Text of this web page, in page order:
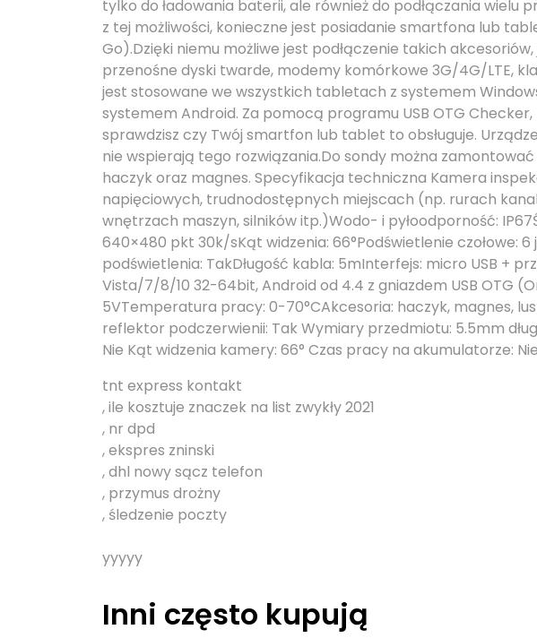
tylko do ładowania baterii, ale również do podłączania
z tej możliwości, konieczne jest posiadanie smartfona lub
Go).Dzięki niemu możliwe jest podłączenie takich
przenośne dyski twarde, modemy komórkowe 3G/4G/LTE,
jest stosowane we wszystkich tabletach z systemem
systemem Android. Za pomocą programu USB OTG
sprawdzisz czy Twój smartfon lub tablet to obsługuje.
nie wspierają tego rozwiązania.Do sondy można
haczyk oraz magnes. Specyfikacja techniczna Kamera
napięciowych, trudnodostępnych miejscach (np. rurach
wnętrzach maszyn, silników itp.)Wodo- i pyłoodporność:
640×480 pkt 30k/sKąt widzenia: 66°Podświetlenie czołowe: 6
podświetlenia: TakDługość kabla: 5mInterfejs: micro USB +
Vista/7/8/10 32-64bit, Android od 4.4 z gniazdem USB OTG
5VTemperatura pracy: 0-70°CAkcesoria: haczyk, magnes,
reflektor podczerwienii: Tak Wymiary przedmiotu: 5.5mm
Nie Kąt widzenia kamery: 66° Czas pracy na akumulatorze:
tnt express kontakt
, ile kosztuje znaczek na list zwykły 2021
, nr dpd
, ekspres zninski
, dhl nowy sącz telefon
, przymus drożny
, śledzenie poczty
yyyyy
Inni często kupują